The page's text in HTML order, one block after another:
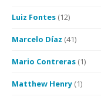
Luiz Fontes (12)
Marcelo Díaz (41)
Mario Contreras (1)
Matthew Henry (1)